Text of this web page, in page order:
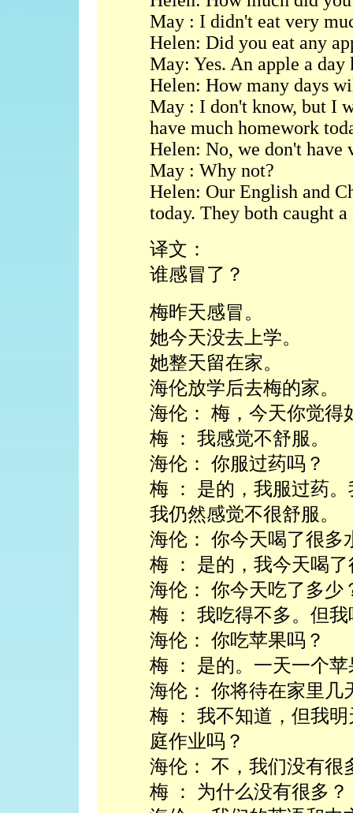
May : I didn't eat very
Helen: Did you eat any
May: Yes. An apple a day
Helen: How many days
May : I don't know, but I
have much homework
Helen: No, we don't have
May : Why not?
Helen: Our English and
today. They both caught
译文：
谁感冒了？
梅昨天感冒。
她今天没去上学。
她整天留在家。
海伦放学后去梅的家。
海伦： 梅，今天你觉得
梅 ： 我感觉不舒服。
海伦： 你服过药吗？
梅 ： 是的，我服过药
我仍然感觉不很舒服。
海伦： 你今天喝了很多
梅 ： 是的，我今天喝
海伦： 你今天吃了多少
梅 ： 我吃得不多。但
海伦： 你吃苹果吗？
梅 ： 是的。一天一个
海伦： 你将待在家里几
梅 ： 我不知道，但我
庭作业吗？
海伦： 不，我们没有很
梅 ： 为什么没有很多？